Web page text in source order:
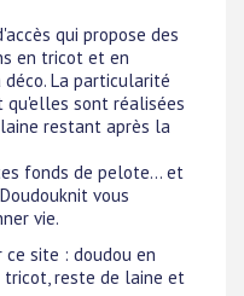
qui propose des
en tricot et en
La particularité
qu'elles sont réalisées
restant après la
fonds de pelote... et
vous
vie.
ce site : doudou en
tricot, reste de laine et